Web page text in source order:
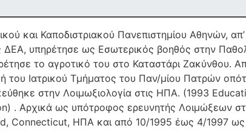
και Καποδιστριακού Πανεπιστημίου Αθηνών,
ΔΕΑ, υπηρέτησε ως Εσωτερικός βοηθός στην
το αγροτικό του στο Καταστάρι Ζακύνθου.
του Ιατρικού Τμήματος του Παν/μίου Πατρών
στην Λοιμωξιολογία στις ΗΠΑ. (1993
. Αρχικά ως υπότροφος ερευνητής Λοιμώξεων
Connecticut, ΗΠΑ και από 10/1995 έως 4/1997